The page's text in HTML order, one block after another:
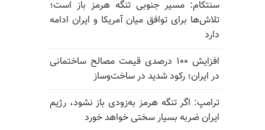
سنتکام: مسیر جنوبی تنگه هرمز باز است؛
تلاش‌ها برای توافق میان آمریکا و ایران ادامه
دارد
افزایش ۱۰۰ درصدی قیمت مصالح ساختمانی
در ایران؛ رکود شدید در ساخت‌وساز
ترامپ: اگر تنگه هرمز به‌زودی باز نشود، رژیم
ایران ضربه بسیار سختی خواهد خورد